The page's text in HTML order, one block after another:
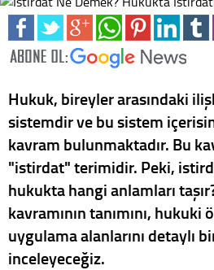
Hukuk, bireyler arasındaki
sistemdir ve bu sistem
kavram bulunmaktadır. Bu
"istirdat" terimidir. Peki,
hukukta hangi anlamları
kavramının tanımını, hukuki
uygulama alanlarını detaylı
inceleyeceğiz.